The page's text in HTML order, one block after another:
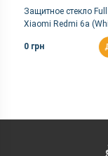
Защитное стекло Full
Xiaomi Redmi 6a
0 грн